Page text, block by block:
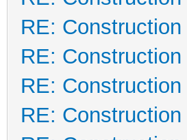
RE:
RE:
RE:
RE: